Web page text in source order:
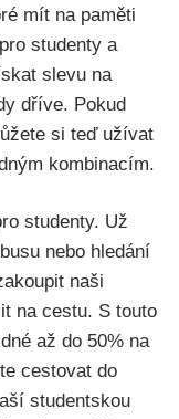
mít na paměti
studenty a
slevu na
dříve. Pokud​
si‍ teď užívat
kombinacím.
studenty. Už​
nebo hledání
naši
​na ‌cestu. ‌S⁤ touto
až ⁢do 50% na⁢
cestovat do
studentskou